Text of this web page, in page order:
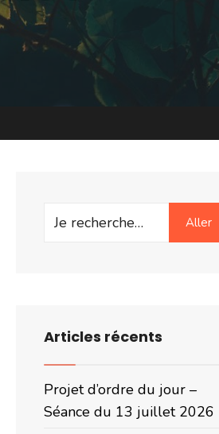
Search
Aller
Articles récents
Projet d’ordre du jour –
Séance du 13 juillet 2026